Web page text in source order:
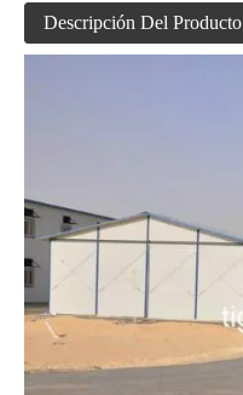
Descripción Del Producto